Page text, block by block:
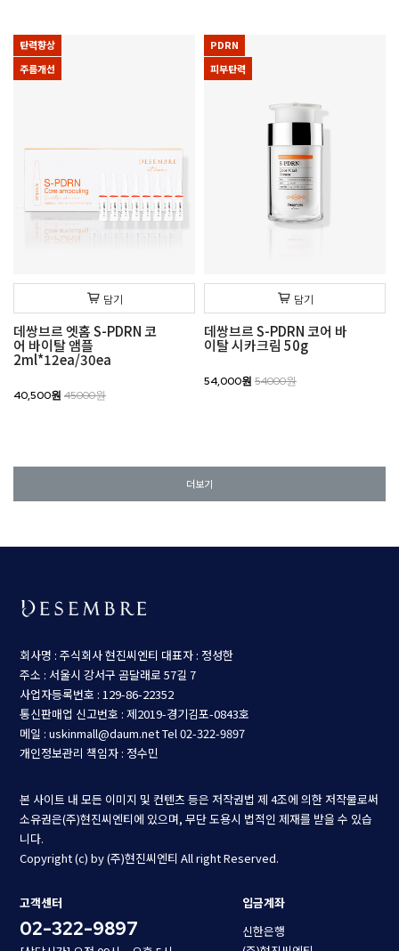
탄력향상
주름개선
담기
데쌍브르 엣홈 S-PDRN 코
어 바이탈 앰플
2ml*12ea/30ea
40,500원 45000원
PDRN
피부탄력
담기
데쌍브르 S-PDRN 코어 바
이탈 시카크림 50g
54,000원 54000원
더보기
회사명 : 주식회사 현진씨엔티 대표자 : 정성한
주소 : 서울시 강서구 곰달래로 57길 7
사업자등록번호 : 129-86-22352
통신판매업 신고번호 : 제2019-경기김포-0843호
메일 : uskinmall@daum.netTel 02-322-9897
개인정보관리 책임자 : 정수민
본 사이트 내 모든 이미지 및 컨텐츠 등은 저작권법 제 4조에 의한 저작물로써
소유권은(주)현진씨엔티에 있으며, 무단 도용시 법적인 제재를 받을 수 있습
니다.
Copyright (c) by (주)현진씨엔티 All right Reserved.
고객센터
02-322-9897
입금계좌
신한은행